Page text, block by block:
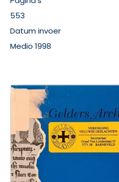
553
Datum invoer
Medio 1998